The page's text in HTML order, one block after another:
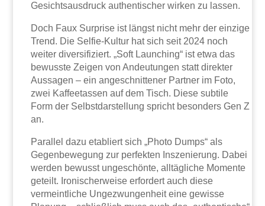
Gesichtsausdruck authentischer wirken zu lassen.
Doch Faux Surprise ist längst nicht mehr der einzige
Trend. Die Selfie-Kultur hat sich seit 2024 noch
weiter diversifiziert. „Soft Launching“ ist etwa das
bewusste Zeigen von Andeutungen statt direkter
Aussagen – ein angeschnittener Partner im Foto,
zwei Kaffeetassen auf dem Tisch. Diese subtile
Form der Selbstdarstellung spricht besonders Gen Z
an.
Parallel dazu etabliert sich „Photo Dumps“ als
Gegenbewegung zur perfekten Inszenierung. Dabei
werden bewusst ungeschönte, alltägliche Momente
geteilt. Ironischerweise erfordert auch diese
vermeintliche Ungezwungenheit eine gewisse